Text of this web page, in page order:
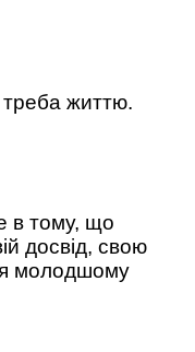
життю.
в тому, що
досвід, свою
молодшому